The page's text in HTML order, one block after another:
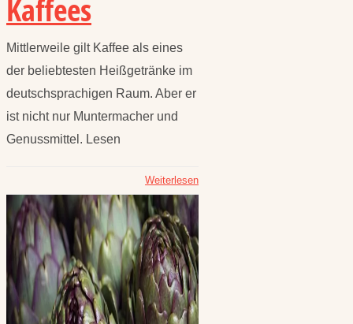
Kaffees
Mittlerweile gilt Kaffee als eines
der beliebtesten Heißgetränke im
deutschsprachigen Raum. Aber er
ist nicht nur Muntermacher und
Genussmittel. Lesen
Weiterlesen